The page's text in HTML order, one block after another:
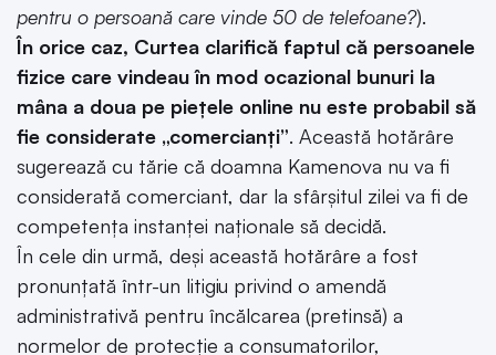
pentru o persoană care vinde 50 de telefoane?).
În orice caz, Curtea clarifică faptul că persoanele
fizice care vindeau în mod ocazional bunuri la
mâna a doua pe piețele online nu este probabil să
fie considerate „comercianți”. Această hotărâre
sugerează cu tărie că doamna Kamenova nu va fi
considerată comerciant, dar la sfârșitul zilei va fi de
competența instanței naționale să decidă.
În cele din urmă, deși această hotărâre a fost
pronunțată într-un litigiu privind o amendă
administrativă pentru încălcarea (pretinsă) a
normelor de protecție a consumatorilor,